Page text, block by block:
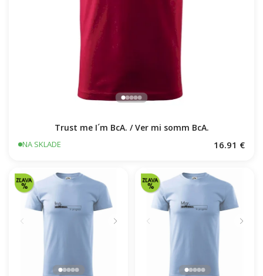
Trust me I´m BcA. / Ver mi somm BcA.
NA SKLADE 16.91 €